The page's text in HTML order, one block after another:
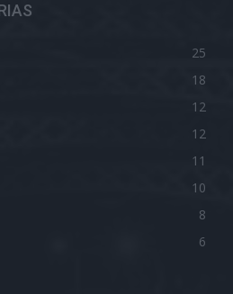
25
18
12
12
11
10
8
6